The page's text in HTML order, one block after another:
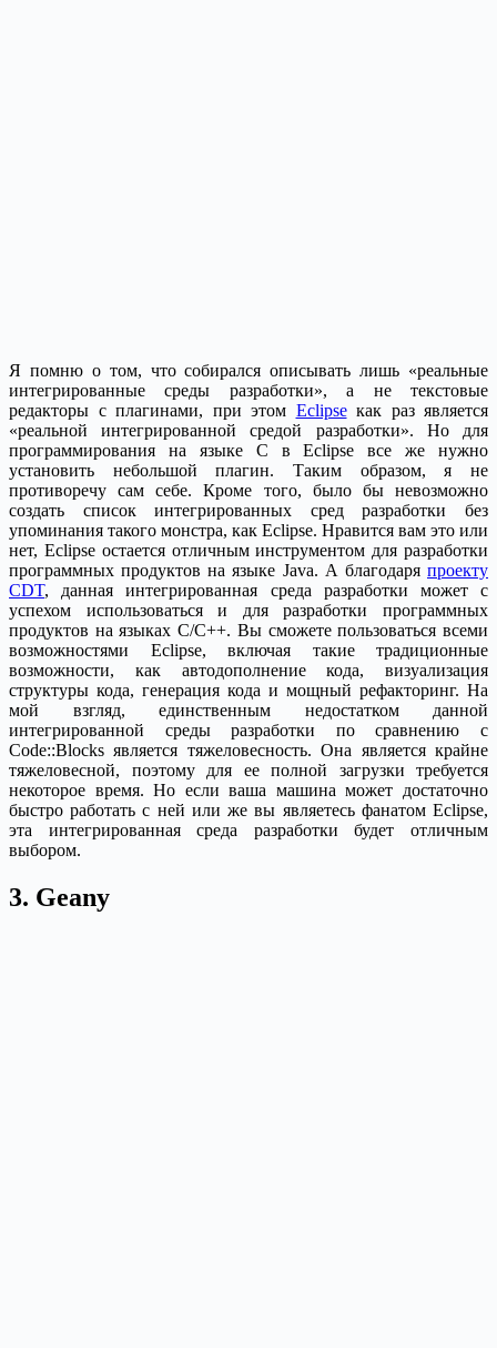
Я помню о том, что собирался описывать лишь «реальные
интегрированные среды разработки», а не текстовые
редакторы с плагинами, при этом Eclipseкак раз является
«реальной интегрированной средой разработки». Но для
программирования на языке C в Eclipse все же нужно
установить небольшой плагин. Таким образом, я не
противоречу сам себе. Кроме того, было бы невозможно
создать список интегрированных сред разработки без
упоминания такого монстра, как Eclipse. Нравится вам это или
нет, Eclipse остается отличным инструментом для разработки
программных продуктов на языке Java. А благодаря проекту
CDT, данная интегрированная среда разработки может с
успехом использоваться и для разработки программных
продуктов на языках C/C++. Вы сможете пользоваться всеми
возможностями Eclipse, включая такие традиционные
возможности, как автодополнение кода, визуализация
структуры кода, генерация кода и мощный рефакторинг. На
мой взгляд, единственным недостатком данной
интегрированной среды разработки по сравнению с
Code::Blocks является тяжеловесность. Она является крайне
тяжеловесной, поэтому для ее полной загрузки требуется
некоторое время. Но если ваша машина может достаточно
быстро работать с ней или же вы являетесь фанатом Eclipse,
эта интегрированная среда разработки будет отличным
выбором.
3. Geany